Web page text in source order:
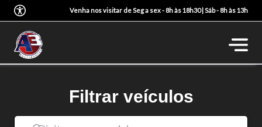
Venha nos visitar de Seg a sex - 8h às 18h30 | Sáb - 8h às 13h
Filtrar veículos